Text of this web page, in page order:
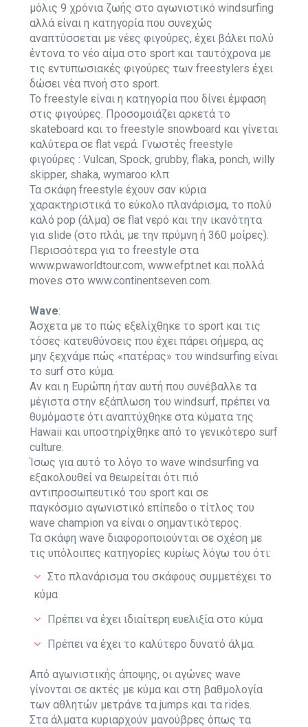
μόλις 9 χρόνια ζωής στο αγωνιστικό windsurfing
αλλά είναι η κατηγορία που συνεχώς
αναπτύσσεται με νέες φιγούρες, έχει βάλει πολύ
έντονα το νέο αίμα στο sport και ταυτόχρονα με
τις εντυπωσιακές φιγούρες των freestylers έχει
δώσει νέα πνοή στο sport.
To freestyle είναι η κατηγορία που δίνει έμφαση
στις φιγούρες. Προσομοιάζει αρκετά το
skateboard και το freestyle snowboard και γίνεται
καλύτερα σε flat νερά. Γνωστές freestyle
φιγούρες : Vulcan, Spock, grubby, flaka, ponch, willy
skipper, shaka, wymaroo κλπ
Τα σκάφη freestyle έχουν σαν κύρια
χαρακτηριστικά το εύκολο πλανάρισμα, το πολύ
καλό pop (άλμα) σε flat νερό και την ικανότητα
για slide (στο πλάι, με την πρύμνη ή 360 μοίρες).
Περισσότερα για το freestyle στα
www.pwaworldtour.com, www.efpt.net και πολλά
moves στο www.continentseven.com
Wave:
Άσχετα με το πώς εξελίχθηκε το sport και τις
τόσες κατευθύνσεις που έχει πάρει σήμερα, ας
μην ξεχνάμε πώς «πατέρας» του windsurfing είναι
το surf στο κύμα.
Αν και η Ευρώπη ήταν αυτή που συνέβαλλε τα
μέγιστα στην εξάπλωση του windsurf, πρέπει να
θυμόμαστε ότι αναπτύχθηκε στα κύματα της
Hawaii και υποστηρίχθηκε από το γενικότερο surf
culture.
Ίσως για αυτό το λόγο το wave windsurfing να
εξακολουθεί να θεωρείται ότι πιό
αντιπροσωπευτικό του sport και σε
παγκόσμιο αγωνιστικό επίπεδο ο τίτλος του
wave champion να είναι ο σημαντικότερος.
Τα σκάφη wave διαφοροποιούνται σε σχέση με
τις υπόλοιπες κατηγορίες κυρίως λόγω του ότι:
Στο πλανάρισμα του σκάφους συμμετέχει το
κύμα
Πρέπει να έχει ιδιαίτερη ευελιξία στο κύμα
Πρέπει να έχει το καλύτερο δυνατό άλμα.
Από αγωνιστικής άποψης, οι αγώνες wave
γίνονται σε ακτές με κύμα και στη βαθμολογία
των αθλητών μετράνε τα jumps και τα rides.
Στα άλματα κυριαρχούν μανούβρες όπως τα